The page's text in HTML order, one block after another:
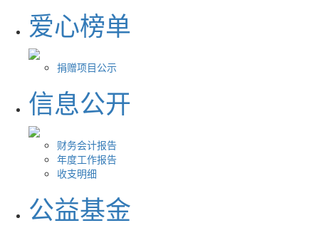
爱心榜单
捐赠项目公示
信息公开
财务会计报告
年度工作报告
收支明细
公益基金